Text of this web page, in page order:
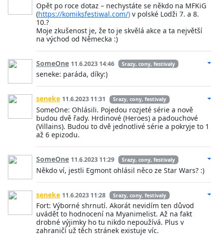
Opět po roce dotaz – nechystáte se někdo na MFKiG
(https://komiksfestiwal.com/) v polské Lodži 7. a 8.
10.?
Moje zkušenost je, že to je skvělá akce a ta největší
na východ od Německa :)
SomeOne 11.6.2023 14:46 Srazy, cony, festivaly
seneke: paráda, díky:)
seneke 11.6.2023 11:31 Srazy, cony, festivaly
SomeOne: Ohlásili. Pojedou rozjeté série a nově
budou dvě řady. Hrdinové (Heroes) a padouchové
(Villains). Budou to dvě jednotlivé série a pokryje to 1
až 6 epizodu.
SomeOne 11.6.2023 11:29 Srazy, cony, festivaly
Někdo ví, jestli Egmont ohlásil něco ze Star Wars? :)
seneke 11.6.2023 11:28 Srazy, cony, festivaly
Fort: Výborné shrnutí. Akorát nevidím ten důvod
uvádět to hodnocení na Myanimelist. Až na fakt
drobné výjimky ho tu nikdo nepoužívá. Plus v
zahraničí už těch stránek existuje víc.